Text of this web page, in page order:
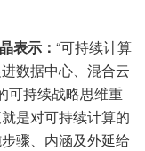
表示： “可持续计算
数据中心、混合云
可持续战略思维重
是对可持续计算的
骤、内涵及外延给